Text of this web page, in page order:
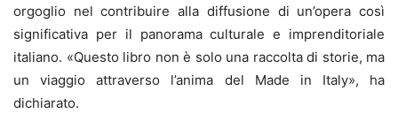
orgoglio nel contribuire alla diffusione di un’opera così
significativa per il panorama culturale e imprenditoriale
italiano. «Questo libro non è solo una raccolta di storie, ma
un viaggio attraverso l’anima del Made in Italy», ha
dichiarato.